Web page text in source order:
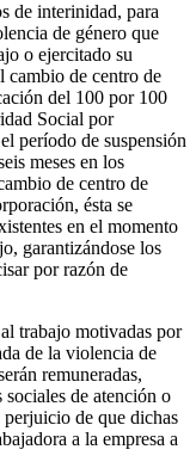
de interinidad, para
de género que
o ejercitado su
cambio de centro de
del 100 por 100
Social por
período de suspensión
meses en los
de centro de
ésta se
en el momento
garantizándose los
por razón de
trabajo motivadas por
de la violencia de
remuneradas,
de atención o
de que dichas
a la empresa a